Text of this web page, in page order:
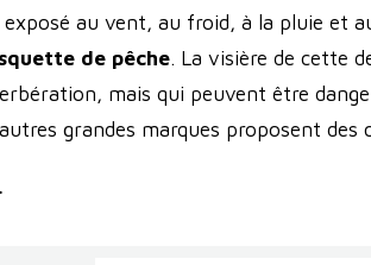
au vent, au froid, à la pluie et
de pêche. La visière de cette
mais qui peuvent être
grandes marques proposent des